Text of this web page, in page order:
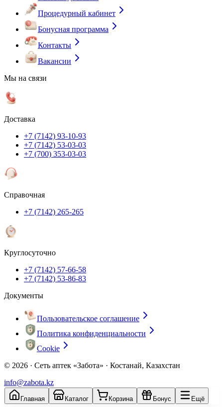
Процедурный кабинет
Бонусная программа
Контакты
Вакансии
Мы на связи
Доставка
+7 (7142) 93-10-93
+7 (7142) 53-03-03
+7 (700) 353-03-03
Справочная
+7 (7142) 265-265
Круглосуточно
+7 (7142) 57-66-58
+7 (7142) 53-86-83
Документы
Пользовательское соглашение
Политика конфиденциальности
Cookie
© 2026 · Сеть аптек «Забота» · Костанай, Казахстан
info@zabota.kz
Главная Каталог Корзина Бонус Ещё